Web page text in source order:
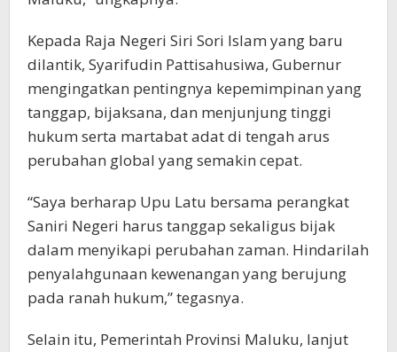
Kepada Raja Negeri Siri Sori Islam yang baru
dilantik, Syarifudin Pattisahusiwa, Gubernur
mengingatkan pentingnya kepemimpinan yang
tanggap, bijaksana, dan menjunjung tinggi
hukum serta martabat adat di tengah arus
perubahan global yang semakin cepat.
“Saya berharap Upu Latu bersama perangkat
Saniri Negeri harus tanggap sekaligus bijak
dalam menyikapi perubahan zaman. Hindarilah
penyalahgunaan kewenangan yang berujung
pada ranah hukum,” tegasnya.
Selain itu, Pemerintah Provinsi Maluku, lanjut